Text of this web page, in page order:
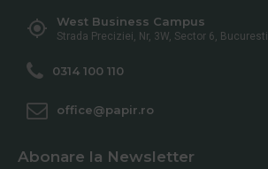
West Business Campus
Strada Preciziei, Nr, 3W, Sector 6, Bucuresti
0314 100 110
office@papir.ro
Abonare la Newsletter